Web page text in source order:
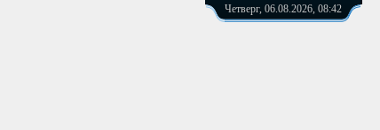
Четверг, 06.08.2026, 08:42